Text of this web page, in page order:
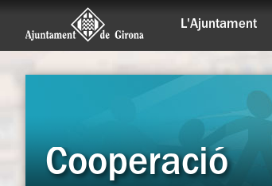
L'Ajuntament
Cooperació